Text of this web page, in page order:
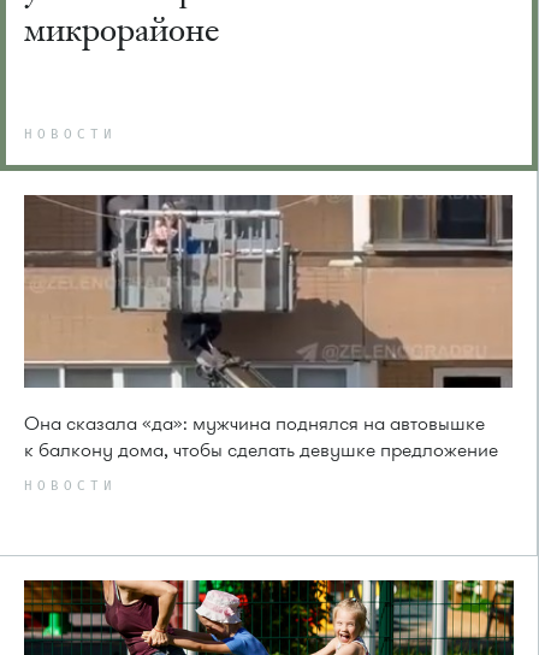
микрорайоне
НОВОСТИ
Она сказала «да»: мужчина поднялся на автовышке
к балкону дома, чтобы сделать девушке предложение
НОВОСТИ